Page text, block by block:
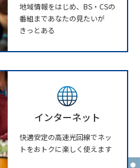
地域情報をはじめ、BS・CSの
番組まであなたの見たいが
きっとある
インターネット
快適安定の高速光回線でネッ
トをおトクに楽しく使えます